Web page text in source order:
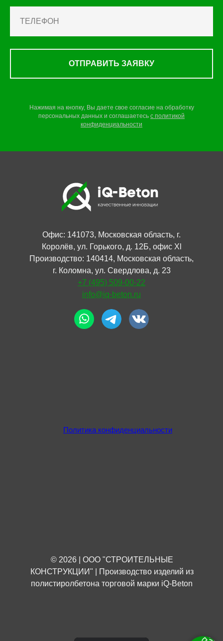
ОТПРАВИТЬ ЗАЯВКУ
Нажимая на кнопку, Вы даете свое согласие на обработку
персональных данных и соглашаетесь c политикой
конфиденциальности
Офис: 141073, Московская область, г.
Королёв, ул. Горького, д. 12Б, офис Xl
Производство: 140414, Московская область,
г. Коломна, ул. Свердлова, д. 23
+7 (495) 509-00-22
info@iq-beton.ru
© 2026 | ООО "СТРОИТЕЛЬНЫЕ
КОНСТРУКЦИИ" | Производство изделий из
полистиролбетона торговой марки iQ-Beton
Политика конфиденциальности